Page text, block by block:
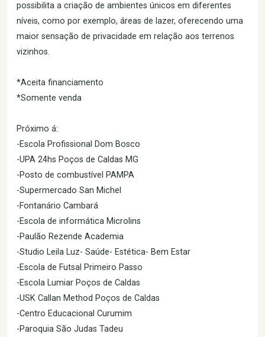
possibilita a criação de ambientes únicos em diferentes
níveis, como por exemplo, áreas de lazer, oferecendo uma
maior sensação de privacidade em relação aos terrenos
vizinhos.
*Aceita financiamento
*Somente venda
Próximo á:
-Escola Profissional Dom Bosco
-UPA 24hs Poços de Caldas MG
-Posto de combustível PAMPA
-Supermercado San Michel
-Fontanário Cambará
-Escola de informática Microlins
-Paulão Rezende Academia
-Studio Leila Luz- Saúde- Estética- Bem Estar
-Escola de Futsal Primeiro Passo
-Escola Lumiar Poços de Caldas
-USK Callan Method Poços de Caldas
-Centro Educacional Curumim
-Paroquia São Judas Tadeu